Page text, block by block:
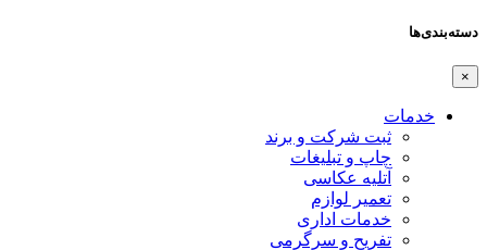
دسته‌بندی‌ها
×
خدمات
ثبت شرکت و برند
چاپ و تبلیغات
آتلیه عکاسی
تعمیر لوازم
خدمات اداری
تفریح و سرگرمی